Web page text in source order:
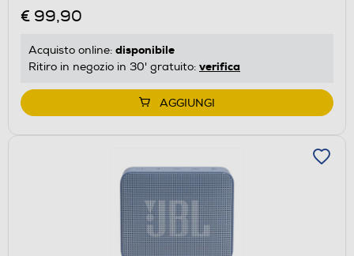
€ 99,90
Acquisto online: disponibile
Ritiro in negozio in 30' gratuito: verifica
AGGIUNGI